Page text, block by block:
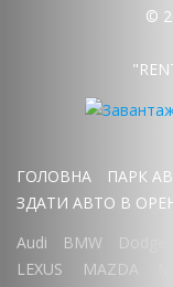
©
ГОЛОВНА ПАРК
ЗДАТИ АВТО В
Audi
BMW Dodge
LEXUS
MAZDA